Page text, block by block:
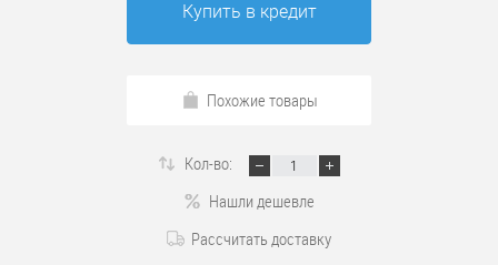
Купить в кредит
Похожие товары
Кол-во:
Нашли дешевле
Рассчитать доставку